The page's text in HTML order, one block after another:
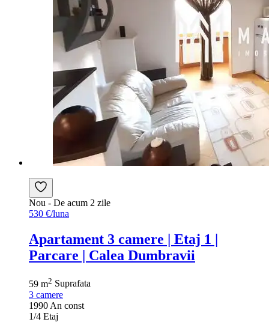
Nou - De acum 2 zile
530 €/luna
Apartament 3 camere | Etaj 1 |
Parcare | Calea Dumbravii
59 m2 Suprafata
3 camere
1990 An const
1/4 Etaj